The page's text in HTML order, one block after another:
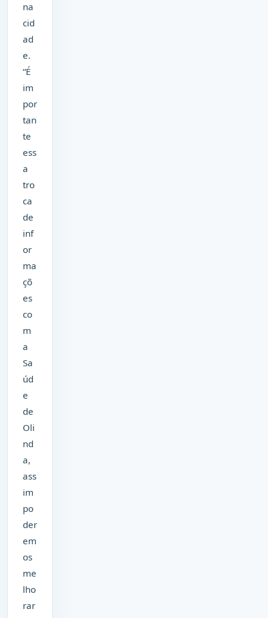
na
cid
ad
e.
“É
im
por
tan
te
ess
a
tro
ca
de
inf
or
ma
çõ
es
co
m
a
Sa
úd
e
de
Oli
nd
a,
ass
im
po
der
em
os
me
lho
rar